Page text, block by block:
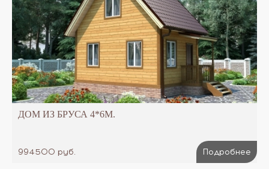
ДОМ ИЗ БРУСА 4*6М.
994500 руб. Подробнее